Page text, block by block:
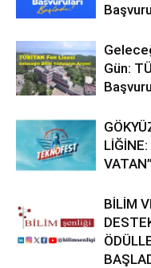
Gün:
BİLİM